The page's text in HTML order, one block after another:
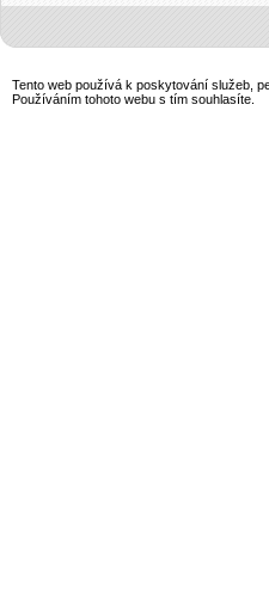
Tento web používá k poskytování služeb,
Používáním tohoto webu s tím souhlasíte.